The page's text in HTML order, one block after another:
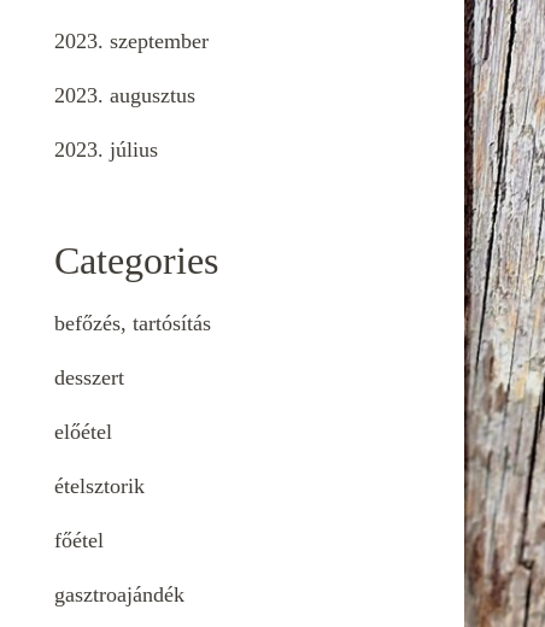
2023. szeptember
2023. augusztus
2023. július
Categories
befőzés, tartósítás
desszert
előétel
ételsztorik
főétel
gasztroajándék